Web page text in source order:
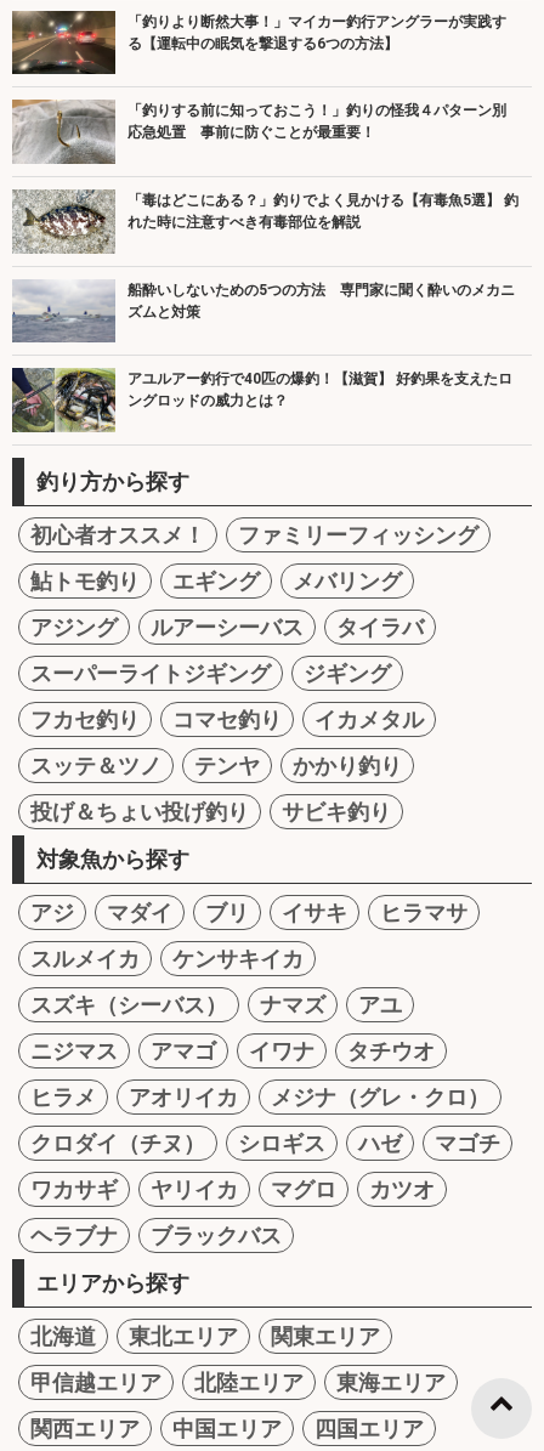
「釣りより断然大事！」マイカー釣行アングラーが実践す
る【運転中の眠気を撃退する6つの方法】
「釣りする前に知っておこう！」釣りの怪我４パターン別
応急処置 事前に防ぐことが最重要！
「毒はどこにある？」釣りでよく見かける【有毒魚5選】 釣
れた時に注意すべき有毒部位を解説
船酔いしないための5つの方法 専門家に聞く酔いのメカニ
ズムと対策
アユルアー釣行で40匹の爆釣！【滋賀】 好釣果を支えたロ
ングロッドの威力とは？
釣り方から探す
初心者オススメ！
ファミリーフィッシング
鮎トモ釣り
エギング
メバリング
アジング
ルアーシーバス
タイラバ
スーパーライトジギング
ジギング
フカセ釣り
コマセ釣り
イカメタル
スッテ＆ツノ
テンヤ
かかり釣り
投げ＆ちょい投げ釣り
サビキ釣り
対象魚から探す
アジ マダイ ブリ イサキ
ヒラマサ
スルメイカ
ケンサキイカ
スズキ（シーバス）
ナマズ
アユ
ニジマス
アマゴ イワナ
タチウオ
ヒラメ
アオリイカ
メジナ（グレ・クロ）
クロダイ（チヌ）
シロギス ハゼ
マゴチ
ワカサギ
ヤリイカ マグロ
カツオ
ヘラブナ
ブラックバス
エリアから探す
北海道 東北エリア
関東エリア
甲信越エリア
北陸エリア
東海エリア
関西エリア
中国エリア 四国エリア